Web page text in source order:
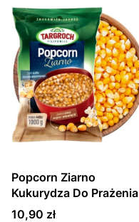
Popcorn Ziarno
Kukurydza Do Prażenia
1kg TARGROCH
Cena
10,90 zł